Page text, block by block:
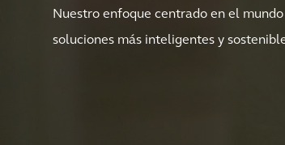
Nuestro enfoque centrado en el
soluciones más inteligentes y